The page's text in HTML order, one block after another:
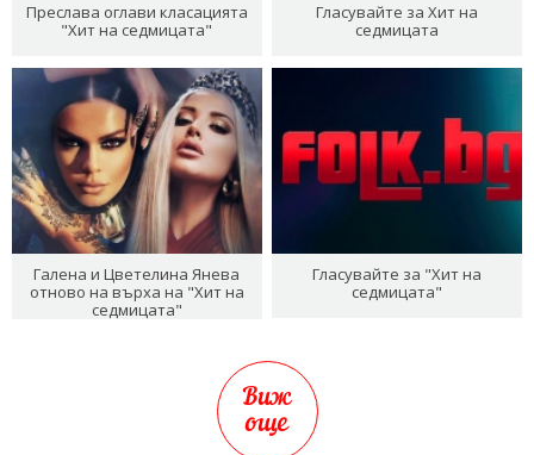
Преслава оглави класацията
"Хит на седмицата"
Гласувайте за Хит на
седмицата
Галена и Цветелина Янева
отново на върха на "Хит на
седмицата"
Гласувайте за "Хит на
седмицата"
Виж
още